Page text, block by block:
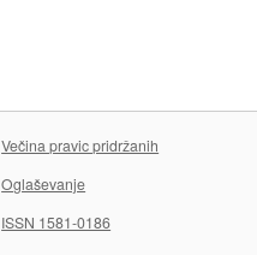
Večina pravic pridržanih
Oglaševanje
ISSN 1581-0186